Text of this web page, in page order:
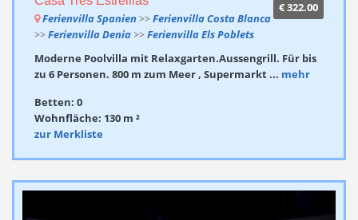
€ 322.00
Ferienvilla Spanien >>Ferienvilla Costa Blanca
>>Ferienvilla Denia>>Ferienvilla Els Poblets
Moderne Poolvilla mit Relaxgarten.Aussengrill. Für bis
zu 6 Personen. 800 m zum Meer , Supermarkt ... mehr
Betten: 0
Wohnfläche: 130 m ²
zur Merkliste